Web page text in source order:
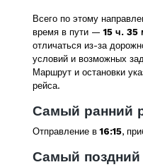
Всего по этому
время в пути —15 ч. 35
отличаться из-за
условий и возможных
Маршрут и остановки
рейса.
Самый ранний
Отправление в16:15,
Самый поздний